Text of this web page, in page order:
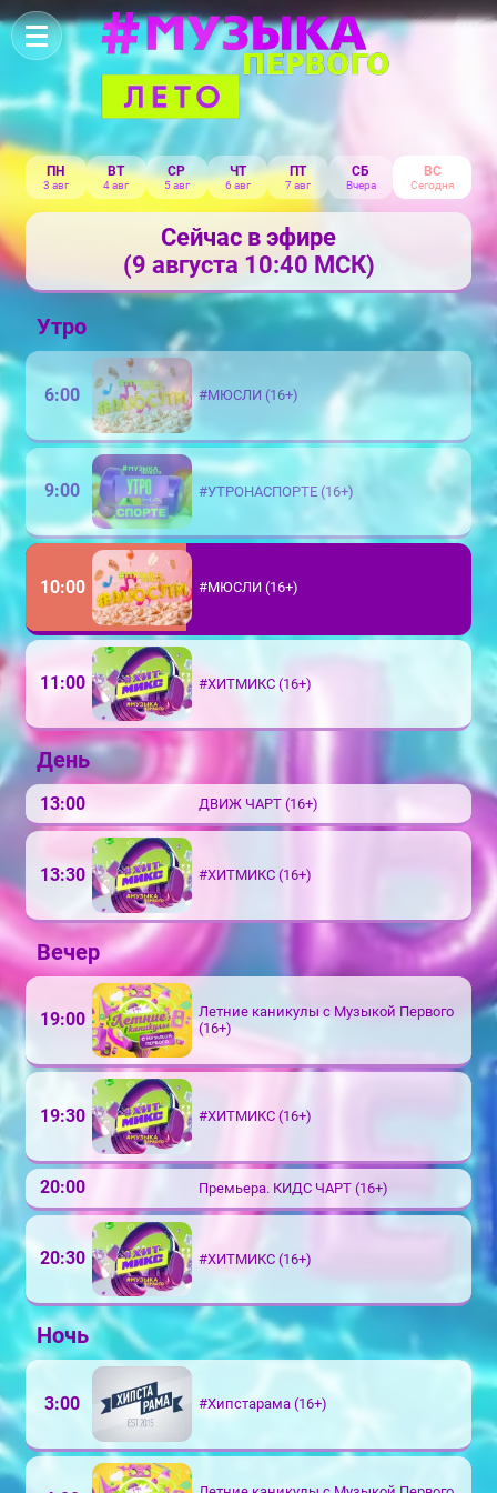
ПН
3 авг
ВТ
4 авг
СР
5 авг
ЧТ
6 авг
ПТ
7 авг
СБ
Вчера
ВС
Сегодня
Сейчас в эфире
(9 августа 10:40 МСК)
Утро
6:00 #МЮСЛИ (16+)
9:00 #УТРОНАСПОРТЕ (16+)
10:00 #МЮСЛИ (16+)
11:00 #ХИТМИКС (16+)
День
13:00 ДВИЖ ЧАРТ (16+)
13:30 #ХИТМИКС (16+)
Вечер
19:00
Летние каникулы с Музыкой Первого
(16+)
19:30 #ХИТМИКС (16+)
20:00 Премьера. КИДС ЧАРТ (16+)
20:30 #ХИТМИКС (16+)
Ночь
3:00 #Хипстарама (16+)